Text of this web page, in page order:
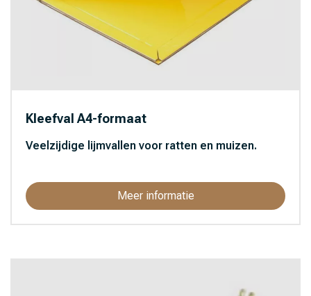
Kleefval A4-formaat
Veelzijdige lijmvallen voor ratten en muizen.
Meer informatie